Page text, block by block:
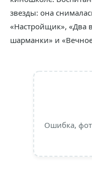
звезды: она
«Настройщик», «Два
шарманки» и
Ошибка,